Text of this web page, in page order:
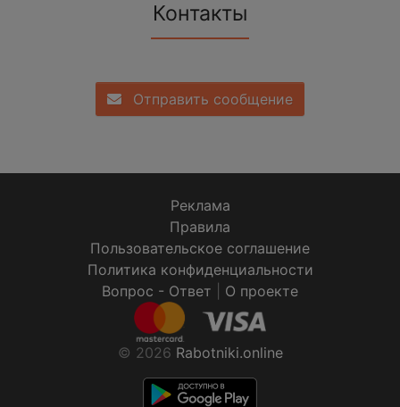
Контакты
Отправить сообщение
Реклама
Правила
Пользовательское соглашение
Политика конфиденциальности
Вопрос - Ответ
О проекте
© 2026 Rabotniki.online